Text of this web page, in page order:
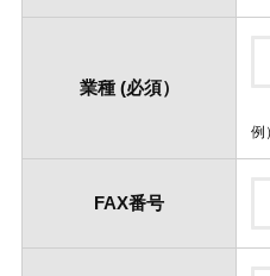
業種 (必須）
例
FAX番号